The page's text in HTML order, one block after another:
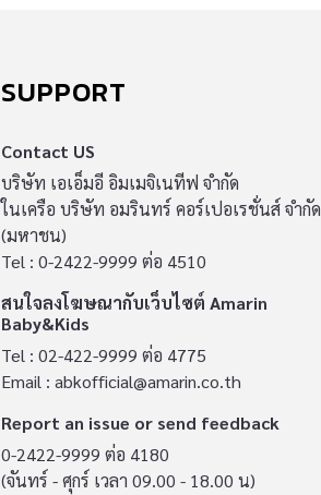
SUPPORT
Contact US
บริษัท เอเอ็มอี อิมเมจิเนทีฟ จำกัด
ในเครือ บริษัท อมรินทร์ คอร์เปอเรชั่นส์ จำกัด
(มหาชน)
Tel : 0-2422-9999 ต่อ 4510
สนใจลงโฆษณากับเว็บไซต์ Amarin
Baby&Kids
Tel : 02-422-9999 ต่อ 4775
Email : abkofficial@amarin.co.th
Report an issue or send feedback
0-2422-9999 ต่อ 4180
(จันทร์ - ศุกร์ เวลา 09.00 - 18.00 น)